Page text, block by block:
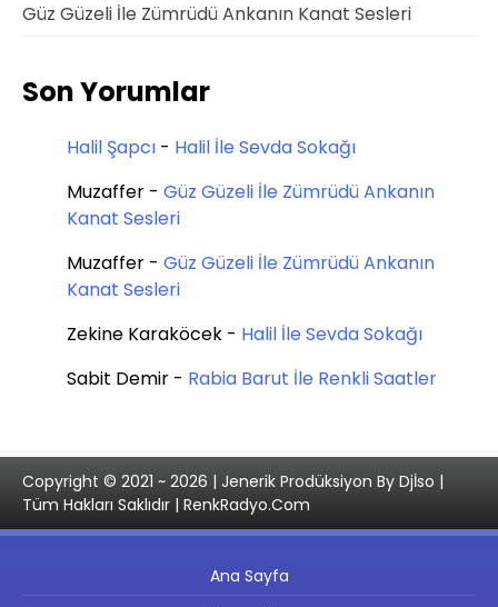
Güz Güzeli İle Zümrüdü Ankanın Kanat Sesleri
Son Yorumlar
Halil Şapcı - Halil İle Sevda Sokağı
Muzaffer - Güz Güzeli İle Zümrüdü Ankanın
Kanat Sesleri
Muzaffer - Güz Güzeli İle Zümrüdü Ankanın
Kanat Sesleri
Zekine Karaköcek - Halil İle Sevda Sokağı
Sabit Demir - Rabia Barut İle Renkli Saatler
Copyright © 2021 ~ 2026 | Jenerik Prodüksiyon By Djİso |
Tüm Hakları Saklıdır | RenkRadyo.Com
Ana Sayfa